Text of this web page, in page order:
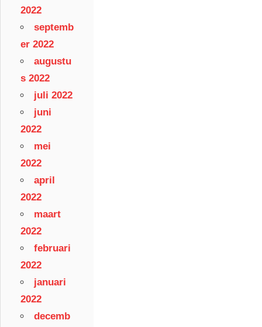
2022
septemb
er 2022
augustu
s 2022
juli 2022
juni
2022
mei
2022
april
2022
maart
2022
februari
2022
januari
2022
decemb